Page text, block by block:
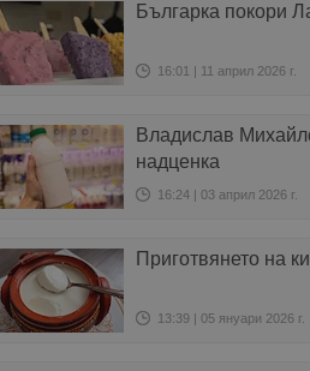
Българка покори
16:01 | 11 април 2026 г.
Владислав
надценка
16:24 | 03 април 2026 г.
Приготвянето на
13:39 | 05 януари 2026 г.